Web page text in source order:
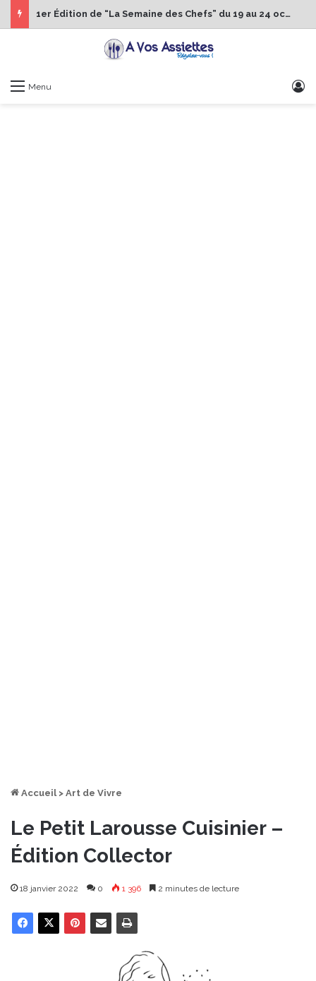
1er Édition de “La Semaine des Chefs” du 19 au 24 octobre 2026
Menu
Accueil > Art de Vivre
Le Petit Larousse Cuisinier –
Édition Collector
18 janvier 2022 0 1 396 2 minutes de lecture